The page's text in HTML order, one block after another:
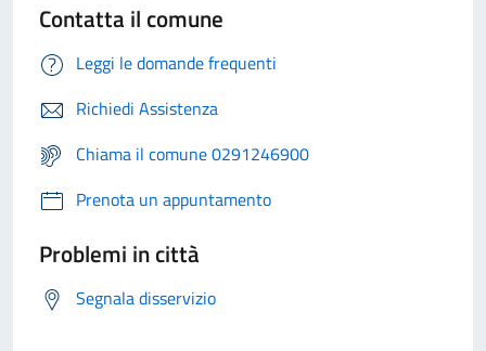
Contatta il comune
Leggi le domande frequenti
Richiedi Assistenza
Chiama il comune 0291246900
Prenota un appuntamento
Problemi in città
Segnala disservizio